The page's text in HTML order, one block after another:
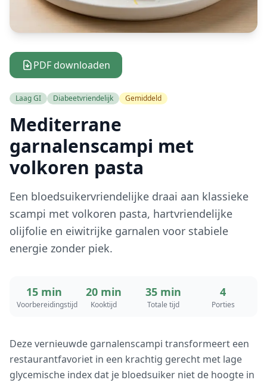
PDF downloaden
Laag GI Diabeetvriendelijk Gemiddeld
Mediterrane
garnalenscampi met
volkoren pasta
Een bloedsuikervriendelijke draai aan klassieke
scampi met volkoren pasta, hartvriendelijke
olijfolie en eiwitrijke garnalen voor stabiele
energie zonder piek.
15 min
Voorbereidingstijd
20 min
Kooktijd
35 min
Totale tijd
4
Porties
Deze vernieuwde garnalenscampi transformeert een
restaurantfavoriet in een krachtig gerecht met lage
glycemische index dat je bloedsuiker niet de hoogte in